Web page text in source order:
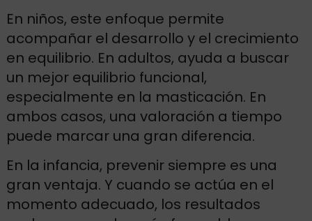
En niños, este enfoque permite
acompañar el desarrollo y el crecimiento
en equilibrio. En adultos, ayuda a buscar
un mejor equilibrio funcional,
especialmente en la masticación. En
ambos casos, una valoración a tiempo
puede marcar una gran diferencia.
En la infancia, prevenir siempre es una
gran ventaja. Y cuando se actúa en el
momento adecuado, los resultados